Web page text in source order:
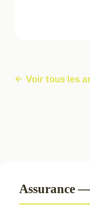
← Voir tous les
Assurance